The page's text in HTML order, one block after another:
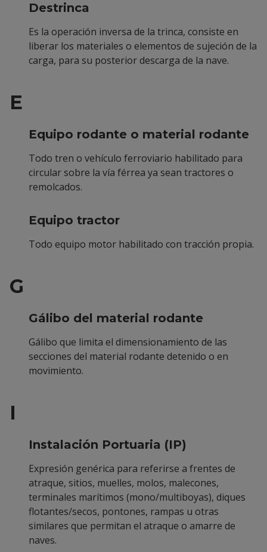
Destrinca
Es la operación inversa de la trinca, consiste en
liberar los materiales o elementos de sujeción de la
carga, para su posterior descarga de la nave.
E
Equipo rodante o material rodante
Todo tren o vehículo ferroviario habilitado para
circular sobre la vía férrea ya sean tractores o
remolcados.
Equipo tractor
Todo equipo motor habilitado con tracción propia.
G
Gálibo del material rodante
Gálibo que limita el dimensionamiento de las
secciones del material rodante detenido o en
movimiento.
I
Instalación Portuaria (IP)
Expresión genérica para referirse a frentes de
atraque, sitios, muelles, molos, malecones,
terminales marítimos (mono/multiboyas), diques
flotantes/secos, pontones, rampas u otras
similares que permitan el atraque o amarre de
naves.